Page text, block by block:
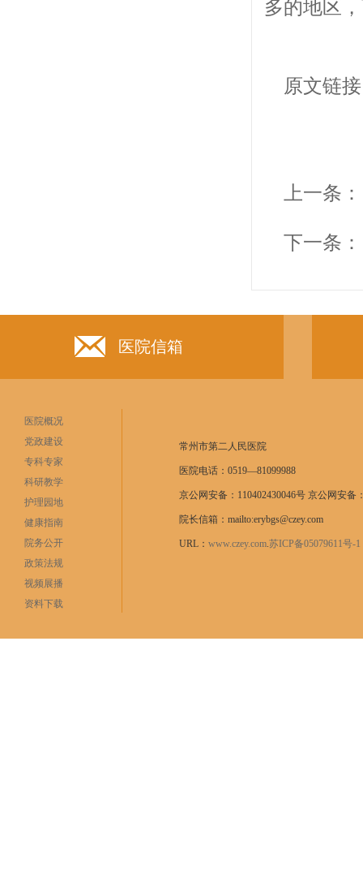
多的地区
原文链
上一条：
下一条：
医院信箱
医院概况
党政建设
专科专家
科研教学
护理园地
健康指南
院务公开
政策法规
视频展播
资料下载
常州市第二人民医院
医院电话：0519—81099988
京公网安备：110402430046号 京公网安备
院长信箱：mailto:erybgs@czey.com
URL： www.czey.com.苏ICP备05079611号-